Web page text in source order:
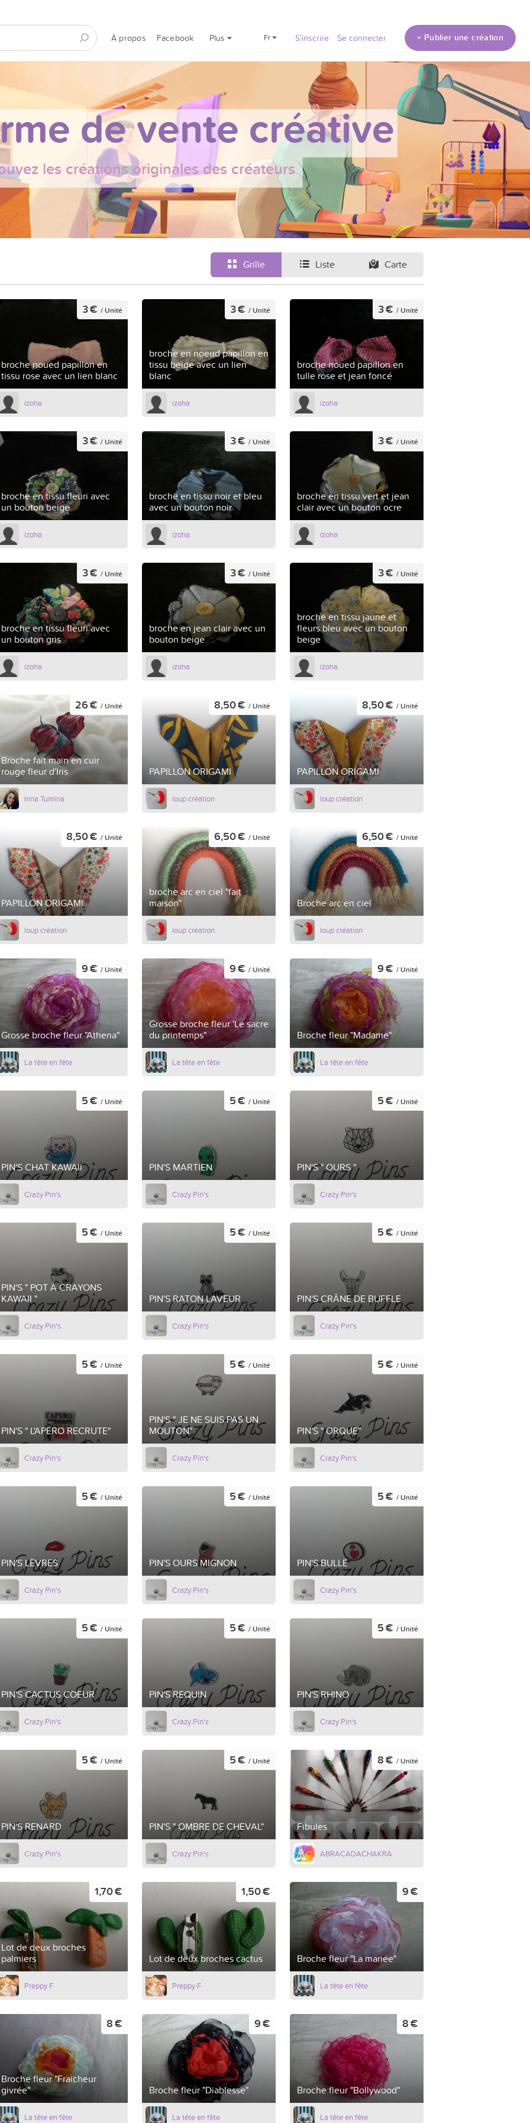
À propos Facebook Plus fr S'inscrire Se connecter + Publier une création
de vente créative
les créations originales des créateurs
Grille Liste Carte
broche noued papillon en
tissu rose avec un lien blanc
3 € / Unité
izoha
broche en noeud papillon en
tissu beige avec un lien
blanc
3 € / Unité
izoha
broche noued papillon en
tulle rose et jean foncé
3 € / Unité
izoha
broche en tissu fleuri avec
un bouton beige
3 € / Unité
izoha
broche en tissu noir et bleu
avec un bouton noir
3 € / Unité
izoha
broche en tissu vert et jean
clair avec un bouton ocre
3 € / Unité
izoha
broche en tissu fleuri avec
un bouton gris
3 € / Unité
izoha
broche en jean clair avec un
bouton beige
3 € / Unité
izoha
broche en tissu jaune et
fleurs bleu avec un bouton
beige
3 € / Unité
izoha
Broche fait main en cuir
rouge fleur d'Iris
26 € / Unité
Irina Tumina
PAPILLON ORIGAMI
8,50 € / Unité
loup création
PAPILLON ORIGAMI
8,50 € / Unité
loup création
PAPILLON ORIGAMI
8,50 € / Unité
loup création
broche arc en ciel "fait
maison"
6,50 € / Unité
loup création
Broche arc en ciel
6,50 € / Unité
loup création
Grosse broche fleur "Athena"
9 € / Unité
La tête en fête
Grosse broche fleur 'Le sacre
du printemps"
9 € / Unité
La tête en fête
Broche fleur "Madame"
9 € / Unité
La tête en fête
PIN'S CHAT KAWAII
5 € / Unité
Crazy Pin's
PIN'S MARTIEN
5 € / Unité
Crazy Pin's
PIN'S " OURS "
5 € / Unité
Crazy Pin's
PIN'S " POT À CRAYONS
KAWAII "
5 € / Unité
Crazy Pin's
PIN'S RATON LAVEUR
5 € / Unité
Crazy Pin's
PIN'S CRÂNE DE BUFFLE
5 € / Unité
Crazy Pin's
PIN'S " L'APÉRO RECRUTE"
5 € / Unité
Crazy Pin's
PIN'S " JE NE SUIS PAS UN
MOUTON"
5 € / Unité
Crazy Pin's
PIN'S " ORQUE"
5 € / Unité
Crazy Pin's
PIN'S LÈVRES
5 € / Unité
Crazy Pin's
PIN'S OURS MIGNON
5 € / Unité
Crazy Pin's
PIN'S BULLE
5 € / Unité
Crazy Pin's
PIN'S CACTUS COEUR
5 € / Unité
Crazy Pin's
PIN'S REQUIN
5 € / Unité
Crazy Pin's
PIN'S RHINO
5 € / Unité
Crazy Pin's
PIN'S RENARD
5 € / Unité
Crazy Pin's
PIN'S " OMBRE DE CHEVAL"
5 € / Unité
Crazy Pin's
Fibules
8 € / Unité
ABRACADACHAKRA
Lot de deux broches
palmiers
1,70 €
Preppy F
Lot de deux broches cactus
1,50 €
Preppy F
Broche fleur "La mariée"
9 €
La tête en fête
Broche fleur "Fraicheur
givrée"
8 €
La tête en fête
Broche fleur "Diablesse"
9 €
La tête en fête
Broche fleur "Bollywood"
8 €
La tête en fête